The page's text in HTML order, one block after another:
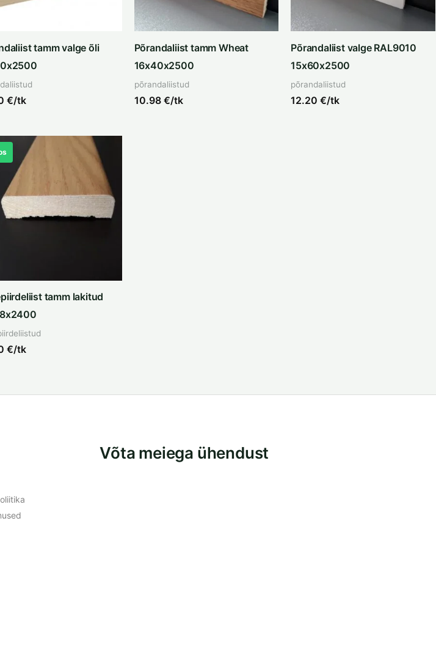
tamm valge õli
€/tk
Põrandaliist tamm Wheat
16x40x2500
põrandaliistud
10.98 €/tk
Põrandaliist valge RAL9010
15x60x2500
põrandaliistud
12.20€/tk
tamm lakitud
€/tk
Võta meiega ühendust